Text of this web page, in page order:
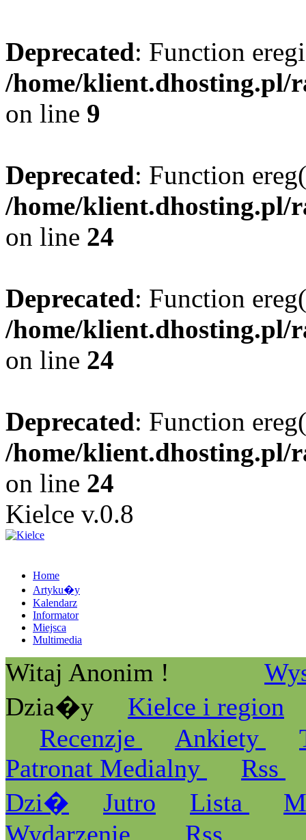
Deprecated: Function
/home/klient.dhosting.pl/
on line 9
Deprecated: Function
/home/klient.dhosting.pl/
on line 24
Deprecated: Function
/home/klient.dhosting.pl/
on line 24
Deprecated: Function
/home/klient.dhosting.pl/
on line 24
Kielce v.0.8
Home
Artyku�y
Kalendarz
Informator
Miejsca
Multimedia
Witaj Anonim !
Dzia�y
Kielce i region
Recenzje
Ankiety
Patronat Medialny
Rss
Dzi�
Jutro Lista
Wydarzenie
Rss